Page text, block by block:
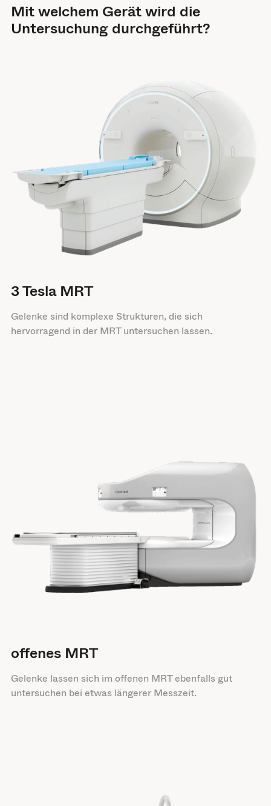
Mit welchem Gerät wird die
Untersuchung durchgeführt?
3 Tesla MRT
Gelenke sind komplexe Strukturen, die sich
hervorragend in der MRT untersuchen lassen.
offenes MRT
Gelenke lassen sich im offenen MRT ebenfalls gut
untersuchen bei etwas längerer Messzeit.